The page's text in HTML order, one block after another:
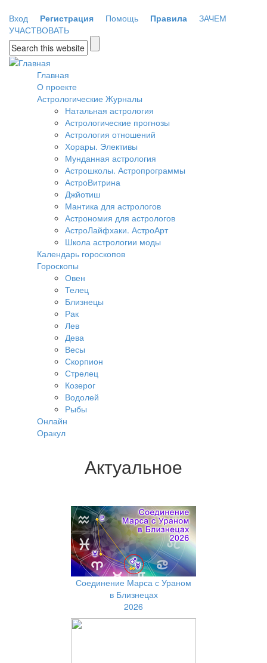
Вход
Регистрация Помощь Правила
ЗАЧЕМ
УЧАСТВОВАТЬ
Форма поиска
Главная
О проекте
Астрологические Журналы
Натальная астрология
Астрологические прогнозы
Астрология отношений
Хорары. Элективы
Мунданная астрология
Астрошколы. Астропрограммы
АстроВитрина
Джйотиш
Мантика для астрологов
Астрономия для астрологов
АстроЛайфхаки. АстроАрт
Школа астрологии моды
Календарь гороскопов
Гороскопы
Овен
Телец
Близнецы
Рак
Лев
Дева
Весы
Скорпион
Стрелец
Козерог
Водолей
Рыбы
Онлайн
Оракул
Актуальное
Соединение Марса с Ураном
в Близнецах
2026